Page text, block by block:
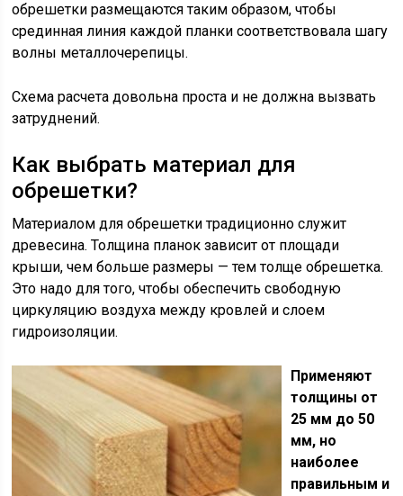
обрешетки размещаются таким образом, чтобы
срединная линия каждой планки соответствовала шагу
волны металлочерепицы.
Схема расчета довольна проста и не должна вызвать
затруднений.
Как выбрать материал для
обрешетки?
Материалом для обрешетки традиционно служит
древесина. Толщина планок зависит от площади
крыши, чем больше размеры — тем толще обрешетка.
Это надо для того, чтобы обеспечить свободную
циркуляцию воздуха между кровлей и слоем
гидроизоляции.
Применяют
толщины от
25 мм до 50
мм, но
наиболее
правильным и